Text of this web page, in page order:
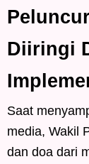
Diiringi
Saat
media, Wakil
dan doa dari